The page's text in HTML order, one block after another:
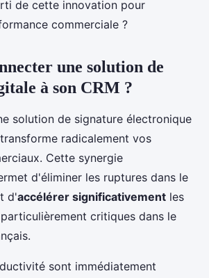
de cette innovation pour
commerciale ?
une solution de
à son CRM ?
solution de signature électronique
radicalement vos
Cette synergie
d'éliminer les ruptures dans le
d'accélérer significativement les
critiques dans le
sont immédiatement